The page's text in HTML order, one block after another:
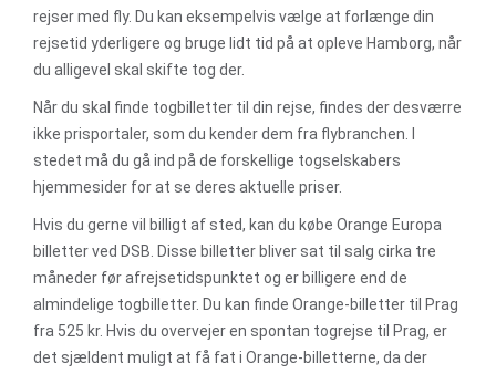
rejser med fly. Du kan eksempelvis vælge at forlænge din
rejsetid yderligere og bruge lidt tid på at opleve Hamborg, når
du alligevel skal skifte tog der.
Når du skal finde togbilletter til din rejse, findes der desværre
ikke prisportaler, som du kender dem fra flybranchen. I
stedet må du gå ind på de forskellige togselskabers
hjemmesider for at se deres aktuelle priser.
Hvis du gerne vil billigt af sted, kan du købe Orange Europa
billetter ved DSB. Disse billetter bliver sat til salg cirka tre
måneder før afrejsetidspunktet og er billigere end de
almindelige togbilletter. Du kan finde Orange-billetter til Prag
fra 525 kr. Hvis du overvejer en spontan togrejse til Prag, er
det sjældent muligt at få fat i Orange-billetterne, da der